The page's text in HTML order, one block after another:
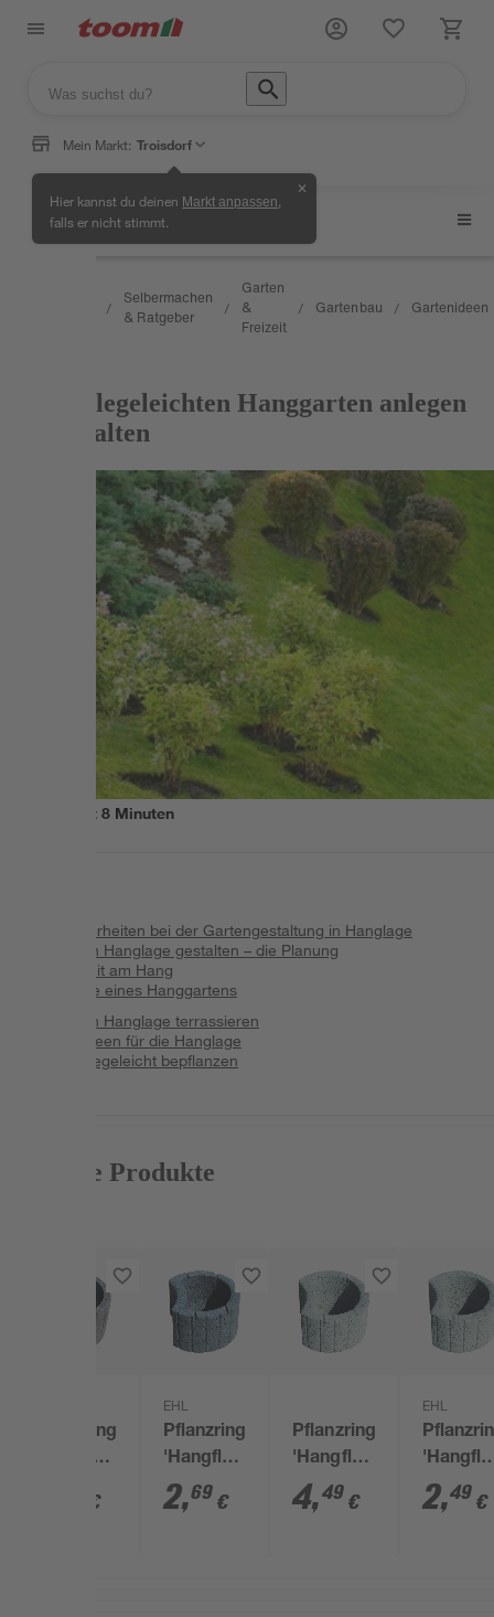
Mein Markt: Troisdorf
Hier kannst du deinen Markt anpassen
falls er nicht stimmt.
✕
Gartenideen
/
Selbermachen
& Ratgeber
/
Garten
&
Freizeit
/ Gartenbau / Gartenideen
Einen pflegeleichten Hanggarten anlegen
und gestalten
Lesezeit8 Minuten
Besonderheiten bei der Gartengestaltung in Hanglage
Garten in Hanglage gestalten – die Planung
Sicherheit am Hang
Elemente eines Hanggartens
Garten in Hanglage terrassieren
Gartenideen für die Hanglage
Hang pflegeleicht bepflanzen
Passende Produkte
Pflanzring
'Hangflor'
40 x 50 x€
EHL
Pflanzring
'Hangflor'
anthrazit
28 x 35 x
2,69 €
Pflanzring
'Hangflor'
grau 40 x
50 x 30
4,49 €
EHL
grau 28
35 x 20
2,49 €